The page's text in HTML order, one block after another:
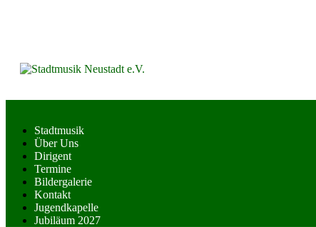
Stadtmusik
Über Uns
Dirigent
Termine
Bildergalerie
Kontakt
Jugendkapelle
Jubiläum 2027